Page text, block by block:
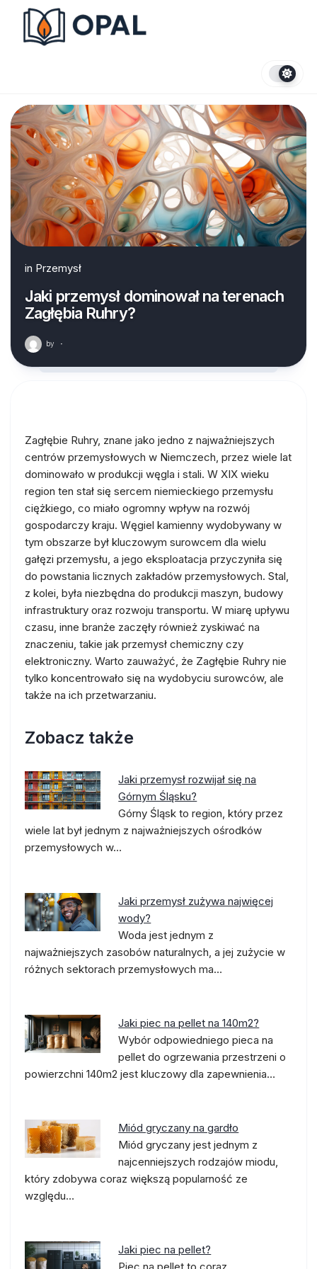
content
in Przemysł
Jaki przemysł dominował na terenach
Zagłębia Ruhry?
by ·
Zagłębie Ruhry, znane jako jedno z najważniejszych
centrów przemysłowych w Niemczech, przez wiele lat
dominowało w produkcji węgla i stali. W XIX wieku
region ten stał się sercem niemieckiego przemysłu
ciężkiego, co miało ogromny wpływ na rozwój
gospodarczy kraju. Węgiel kamienny wydobywany w
tym obszarze był kluczowym surowcem dla wielu
gałęzi przemysłu, a jego eksploatacja przyczyniła się
do powstania licznych zakładów przemysłowych. Stal,
z kolei, była niezbędna do produkcji maszyn, budowy
infrastruktury oraz rozwoju transportu. W miarę upływu
czasu, inne branże zaczęły również zyskiwać na
znaczeniu, takie jak przemysł chemiczny czy
elektroniczny. Warto zauważyć, że Zagłębie Ruhry nie
tylko koncentrowało się na wydobyciu surowców, ale
także na ich przetwarzaniu.
Zobacz także
Jaki przemysł rozwijał się na
Górnym Śląsku?
Górny Śląsk to region, który przez
wiele lat był jednym z najważniejszych ośrodków
przemysłowych w…
Jaki przemysł zużywa najwięcej
wody?
Woda jest jednym z
najważniejszych zasobów naturalnych, a jej zużycie w
różnych sektorach przemysłowych ma…
Jaki piec na pellet na 140m2?
Wybór odpowiedniego pieca na
pellet do ogrzewania przestrzeni o
powierzchni 140m2 jest kluczowy dla zapewnienia…
Miód gryczany na gardło
Miód gryczany jest jednym z
najcenniejszych rodzajów miodu,
który zdobywa coraz większą popularność ze
względu…
Jaki piec na pellet?